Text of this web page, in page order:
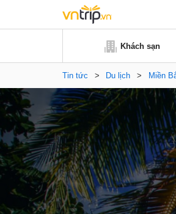
Khách sạn
Tin tức > Du lịch > Miền